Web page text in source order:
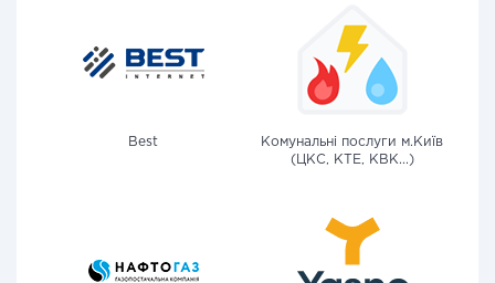
Best
Комунальні послуги м.Київ
(ЦКС, КТЕ, КВК...)